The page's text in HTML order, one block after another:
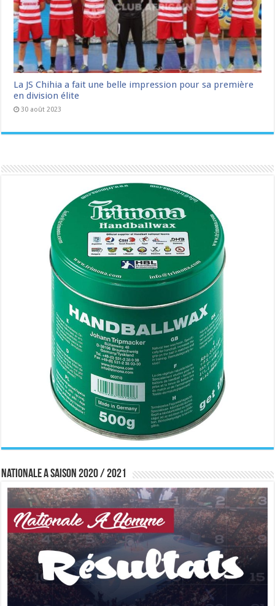
La JS Chihia a fait une belle impression pour sa première
en division élite
30 août 2023
Nationale A saison 2020 / 2021